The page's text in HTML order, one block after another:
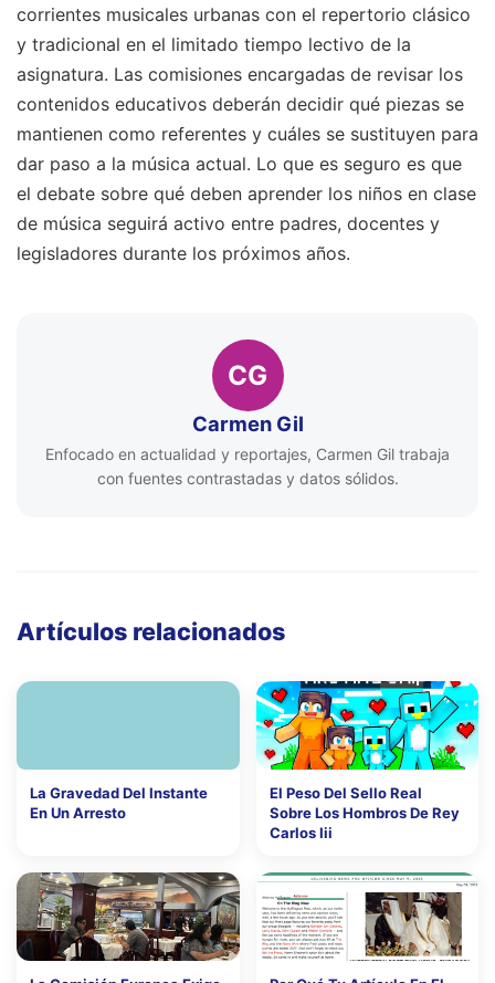
corrientes musicales urbanas con el repertorio clásico
y tradicional en el limitado tiempo lectivo de la
asignatura. Las comisiones encargadas de revisar los
contenidos educativos deberán decidir qué piezas se
mantienen como referentes y cuáles se sustituyen para
dar paso a la música actual. Lo que es seguro es que
el debate sobre qué deben aprender los niños en clase
de música seguirá activo entre padres, docentes y
legisladores durante los próximos años.
CG
Carmen Gil
Enfocado en actualidad y reportajes, Carmen Gil trabaja
con fuentes contrastadas y datos sólidos.
Artículos relacionados
La Gravedad Del Instante
En Un Arresto
El Peso Del Sello Real
Sobre Los Hombros De Rey
Carlos Iii